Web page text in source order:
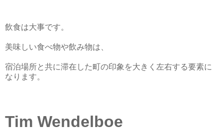
飲食は大事です。
美味しい食べ物や飲み物は、
宿泊場所と共に滞在した町の印象を大きく左右する要素に
なります。
Tim Wendelboe